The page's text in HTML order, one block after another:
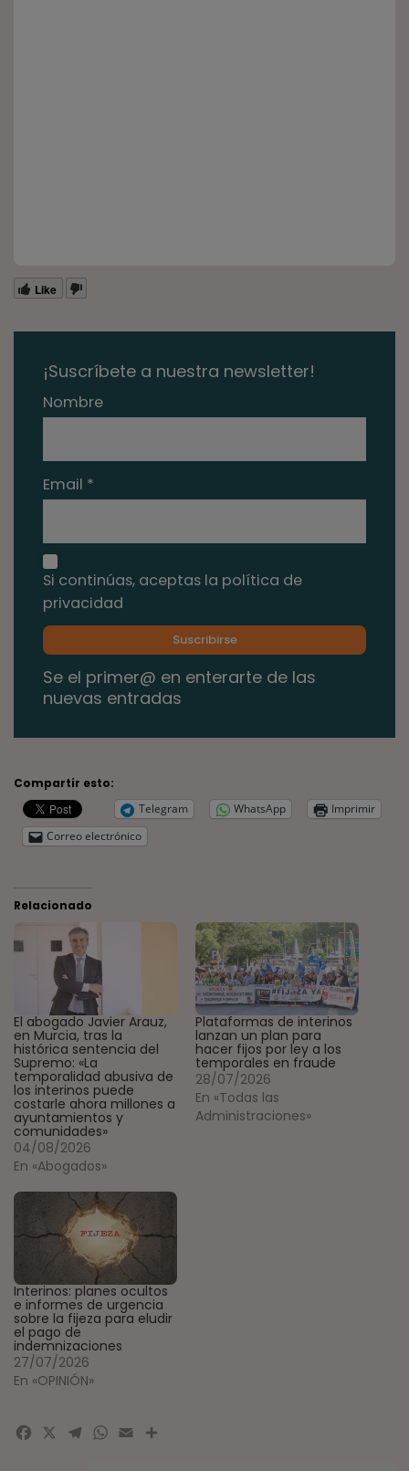
Like
¡Suscríbete a nuestra newsletter!
Nombre
Email *
Si continúas, aceptas la política de
privacidad
Se el primer@ en enterarte de las
nuevas entradas
Compartir esto:
Telegram
WhatsApp
Imprimir
Correo electrónico
Relacionado
El abogado Javier Arauz,
en Murcia, tras la
histórica sentencia del
Supremo: «La
temporalidad abusiva de
los interinos puede
costarle ahora millones a
ayuntamientos y
comunidades»
04/08/2026
En «Abogados»
Plataformas de interinos
lanzan un plan para
hacer fijos por ley a los
temporales en fraude
28/07/2026
En «Todas las
Administraciones»
Interinos: planes ocultos
e informes de urgencia
sobre la fijeza para eludir
el pago de
indemnizaciones
27/07/2026
En «OPINIÓN»
Facebook
X Telegram
WhatsApp
EmailCompartir